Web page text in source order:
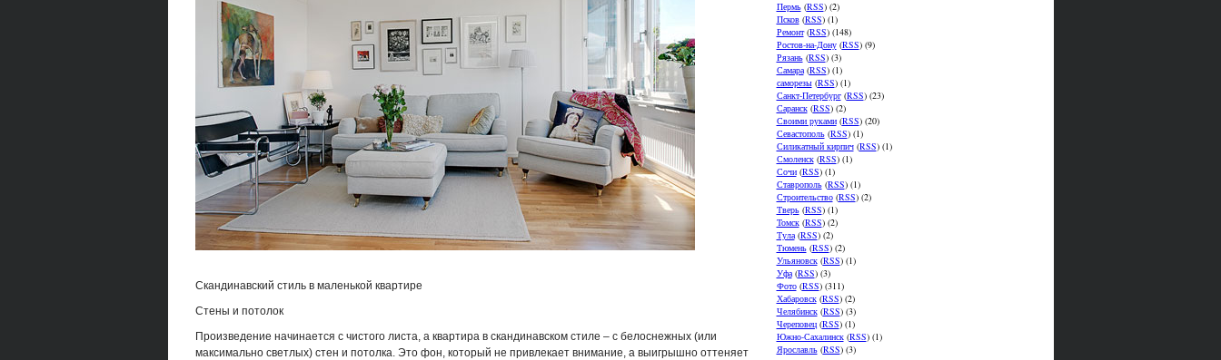
Скандинавский стиль в маленькой квартире
Стены и потолок
Произведение начинается с чистого листа, а квартира в скандинавском стиле – с белоснежных (или
максимально светлых) стен и потолка. Это фон, который не привлекает внимание, а выигрышно оттеняет
Пермь(RSS) (2)
Псков(RSS) (1)
Ремонт(RSS) (148)
Ростов-на-Дону(RSS) (9)
Рязань(RSS) (3)
Самара(RSS) (1)
саморезы(RSS) (1)
Санкт-Петербург(RSS) (23)
Саранск(RSS) (2)
Своими руками(RSS) (20)
Севастополь(RSS) (1)
Силикатный кирпич(RSS) (1)
Смоленск(RSS) (1)
Сочи(RSS) (1)
Ставрополь(RSS) (1)
Строительство(RSS) (2)
Тверь(RSS) (1)
Томск(RSS) (2)
Тула(RSS) (2)
Тюмень(RSS) (2)
Ульяновск(RSS) (1)
Уфа(RSS) (3)
Фото(RSS) (311)
Хабаровск(RSS) (2)
Челябинск(RSS) (3)
Череповец(RSS) (1)
Южно-Сахалинск(RSS) (1)
Ярославль(RSS) (3)